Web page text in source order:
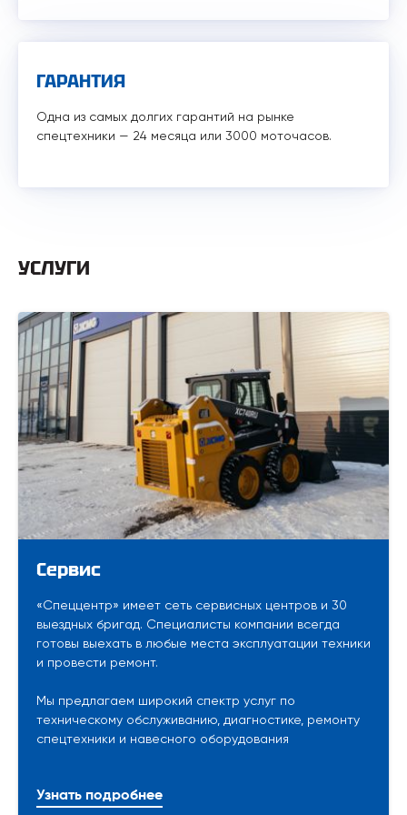
ГАРАНТИЯ
Одна из самых долгих гарантий на рынке
спецтехники — 24 месяца или 3000 моточасов.
УСЛУГИ
Сервис
«Спеццентр» имеет сеть сервисных центров и 30
выездных бригад. Специалисты компании всегда
готовы выехать в любые места эксплуатации техники
и провести ремонт.
Мы предлагаем широкий спектр услуг по
техническому обслуживанию, диагностике, ремонту
спецтехники и навесного оборудования
Узнать подробнее